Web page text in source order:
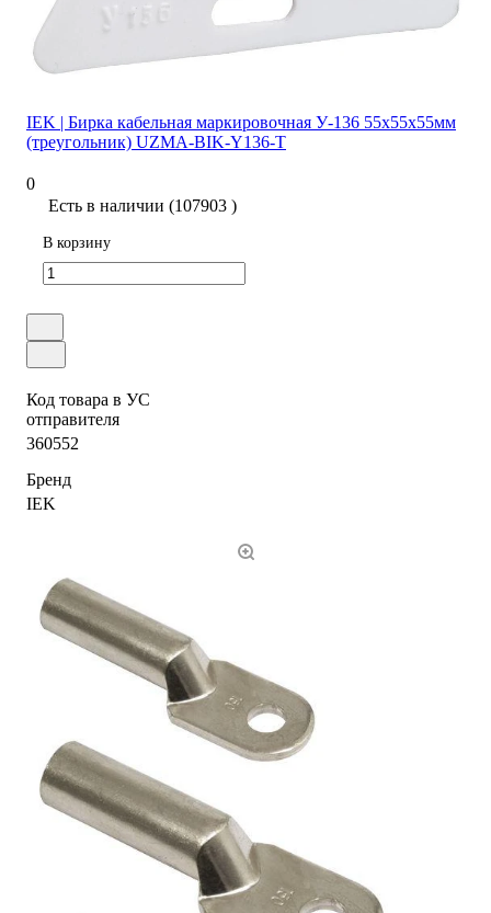
IEK | Бирка кабельная маркировочная У-136 55х55х55мм
(треугольник) UZMA-BIK-Y136-T
0
Есть в наличии (107903 )
В корзину
Код товара в УС
отправителя
360552
Бренд
IEK